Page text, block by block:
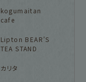
kogumaitan
cafe
Lipton BEAR'S
TEA STAND
カリタ